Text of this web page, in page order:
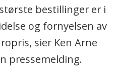
bestillinger er i
og fornyelsen av
sier Ken Arne
pressemelding.